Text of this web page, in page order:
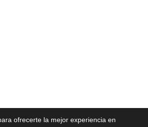
de Privacidad·Política de Cookies
ofrecerte la mejor experiencia en